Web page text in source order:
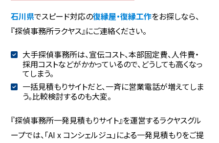
石川県でスピード対応の復縁屋・復縁工作をお探しなら、
『探偵事務所ラクヤス』にご連絡ください。
大手探偵事務所は、宣伝コスト、本部固定費、人件費・
採用コストなどがかかっているので、どうしても高くなっ
てしまう。
一括見積もりサイトだと、一斉に営業電話が増えてしま
う。比較検討するのも大変。
『探偵事務所一発見積もりサイト』を運営するラクヤスグル
ープでは、「AI x コンシェルジュ」による一発見積もりをご提